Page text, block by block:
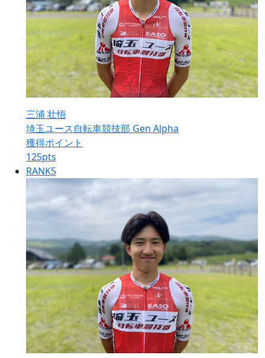
三浦 壮悟
埼玉ユース自転車競技部 Gen Alpha
獲得ポイント
125pts
RANK5